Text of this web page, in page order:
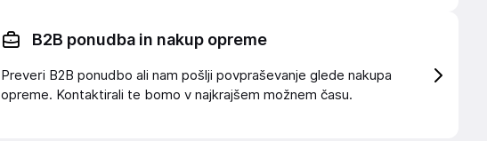
B2B ponudba in nakup opreme
Preveri B2B ponudbo ali nam pošlji povpraševanje glede nakupa
opreme. Kontaktirali te bomo v najkrajšem možnem času.